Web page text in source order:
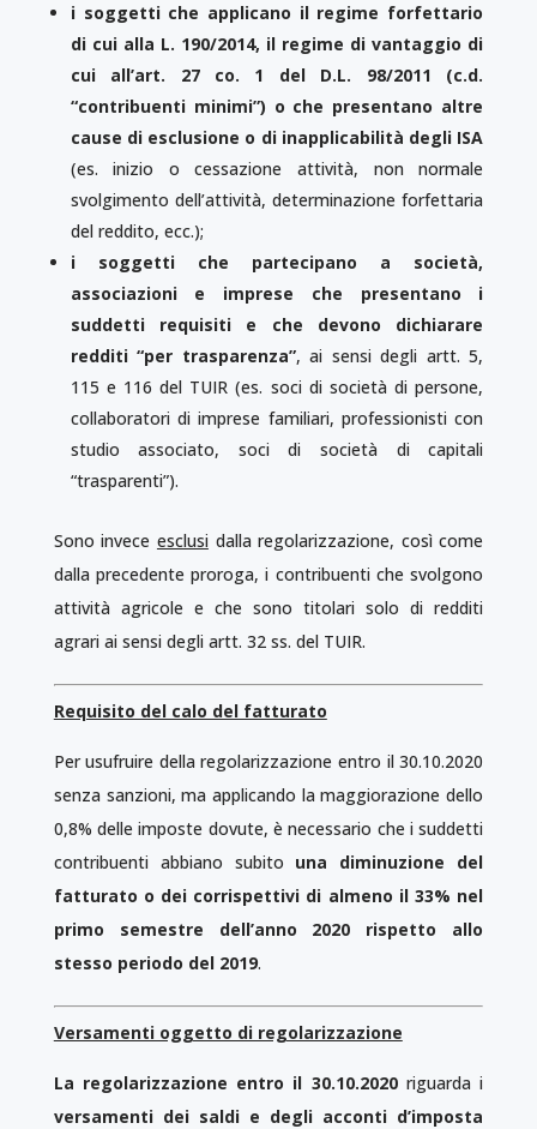
i soggetti che applicano il regime forfettario
di cui alla L. 190/2014, il regime di vantaggio di
cui all’art. 27 co. 1 del D.L. 98/2011 (c.d.
“contribuenti minimi”) o che presentano altre
cause di esclusione o di inapplicabilità degli ISA
(es. inizio o cessazione at­ti­vi­tà, non normale
svolgimento dell’attività, deter­minazione forfet­ta­ria
del reddito, ecc.);
i soggetti che partecipano a società,
associazioni e imprese che presentano i
suddetti requisiti e che devono dichiarare
redditi “per trasparenza”, ai sensi degli artt. 5,
115 e 116 del TUIR (es. soci di società di persone,
collaboratori di imprese familiari, professionisti con
studio associato, soci di società di capitali
“trasparenti”).
Sono invece esclusidalla regolarizzazione, così come
dalla precedente proroga, i contribuenti che svolgono
attività agricole e che sono titolari solo di redditi
agrari ai sensi degli artt. 32 ss. del TUIR.
Requisito del calo del fatturato
Per usufruire della regolarizzazione entro il 30.10.2020
senza sanzioni, ma applicando la maggiorazione dello
0,8% delle imposte dovute, è necessario che i suddetti
contribuenti abbiano subito una diminuzione del
fatturato o dei corrispettivi di almeno il 33% nel
primo semestre dell’anno 2020 rispetto allo
stesso periodo del 2019.
Versamenti oggetto di regolarizzazione
La regolarizzazione entro il 30.10.2020riguarda i
versamenti dei saldi e degli acconti d’imposta